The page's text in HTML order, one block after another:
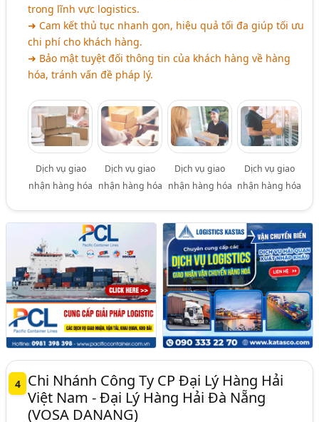
trong lĩnh vực logistics.
➜ Cam kết thủ tục nhanh gọn, hiệu quả tối đa giúp tối ưu
chi phí cho khách hàng.
➜ Bảo mật tuyệt đối thông tin của khách hàng về hàng
hóa, tránh vấn đề pháp lý.
Dịch vụ giao
nhận hàng hóa
Dịch vụ giao
nhận hàng hóa
Dịch vụ giao
nhận hàng hóa
Dịch vụ giao
nhận hàng hóa
4
Chi Nhánh Công Ty CP Đại Lý Hàng Hải
Việt Nam - Đại Lý Hàng Hải Đà Nẵng
(VOSA DANANG)